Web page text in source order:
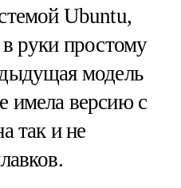
Ubuntu,
руки простому
модель
имела версию с
так и не